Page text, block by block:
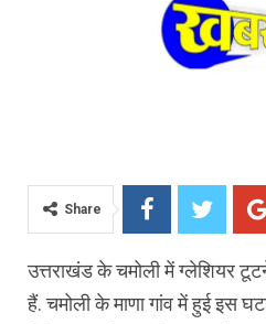
Share
उत्तराखंड के चमोली में ग्लेशियर
हैं. चमोली के माणा गांव में हुई इस